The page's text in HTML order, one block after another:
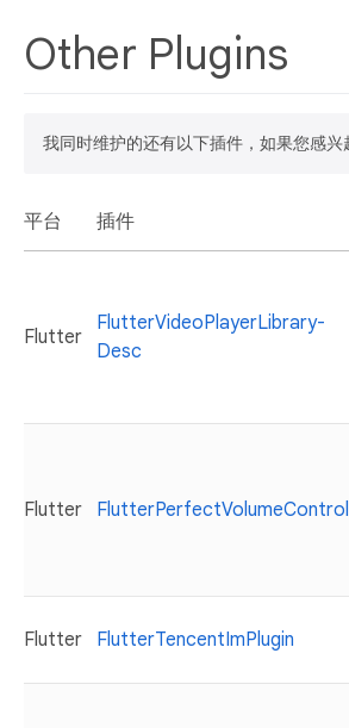
Other Plugins
平台 插件
Flutter
FlutterVideoPlayerLibrary-
Desc
Flutter FlutterPerfectVolumeControl
Flutter FlutterTencentImPlugin